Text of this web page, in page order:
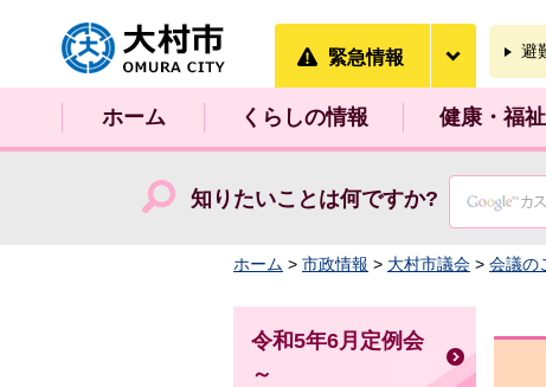
大村市
緊急情報 避
ホーム くらしの情報 健康・福
知りたいことは何ですか?
ホーム > 市政情報 > 大村市議会 > 会議の
令和5年6月定例会
～